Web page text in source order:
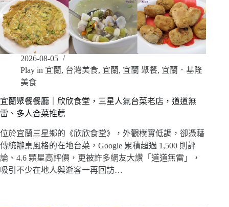
2026-08-05
Play in 宜蘭, 台灣美食, 宜蘭, 宜蘭 聚餐, 宜蘭．基隆
美食
宜蘭聚餐餐廳｜欣欣食堂，三星人氣台菜老店，道道無
雷、多人合菜推薦
位於宜蘭三星鄉的《欣欣食堂》，外觀樸實低調，卻憑藉
傳統辦桌風格的在地台菜，Google 累積超過 1,500 則評
論、4.6 顆星高評價，更被許多網友大讚「道道無雷」，
吸引不少在地人與遊客一再回訪…